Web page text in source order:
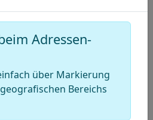
Adressen-
über Markierung
Bereichs